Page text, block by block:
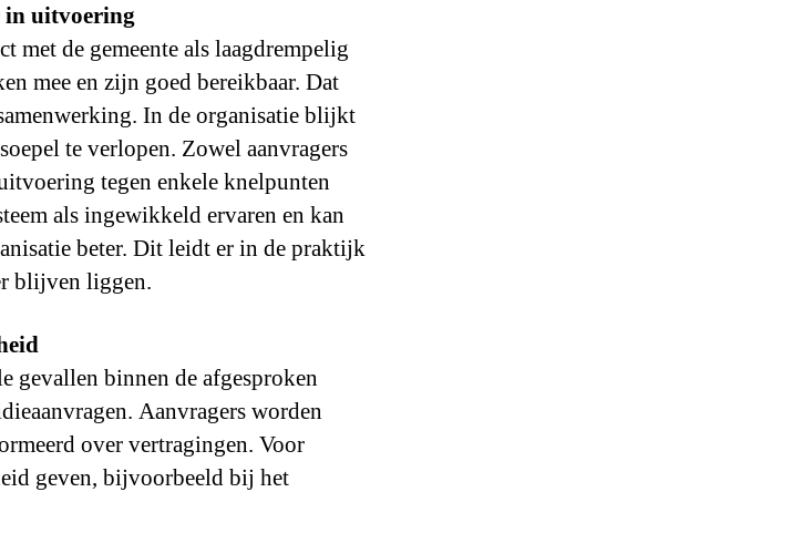
in uitvoering
met de gemeente als laagdrempelig
mee en zijn goed bereikbaar. Dat
In de organisatie blijkt
te verlopen. Zowel aanvragers
tegen enkele knelpunten
als ingewikkeld ervaren en kan
beter. Dit leidt er in de praktijk
blijven liggen.
gevallen binnen de afgesproken
Aanvragers worden
over vertragingen. Voor
geven, bijvoorbeeld bij het